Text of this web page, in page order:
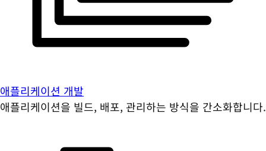
애플리케이션 개발
애플리케이션을 빌드, 배포, 관리하는 방식을 간소화합니다.